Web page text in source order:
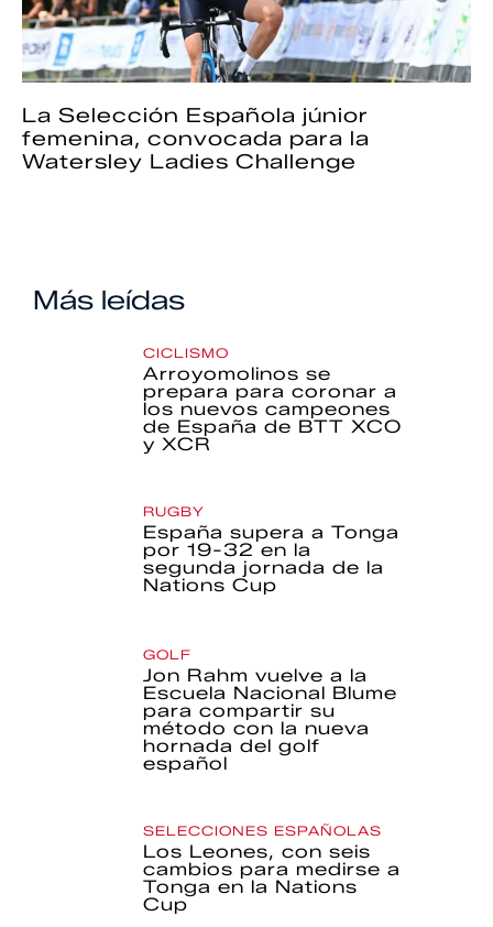
La Selección Española júnior
femenina, convocada para la
Watersley Ladies Challenge
Más leídas
CICLISMO
Arroyomolinos se
prepara para coronar a
los nuevos campeones
de España de BTT XCO
y XCR
RUGBY
España supera a Tonga
por 19-32 en la
segunda jornada de la
Nations Cup
GOLF
Jon Rahm vuelve a la
Escuela Nacional Blume
para compartir su
método con la nueva
hornada del golf
español
SELECCIONES ESPAÑOLAS
Los Leones, con seis
cambios para medirse a
Tonga en la Nations
Cup